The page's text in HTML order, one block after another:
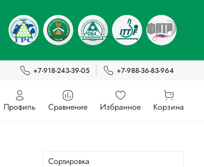
+7-918-243-39-05 +7-988-36-83-964
Профиль Сравнение Избранное Корзина